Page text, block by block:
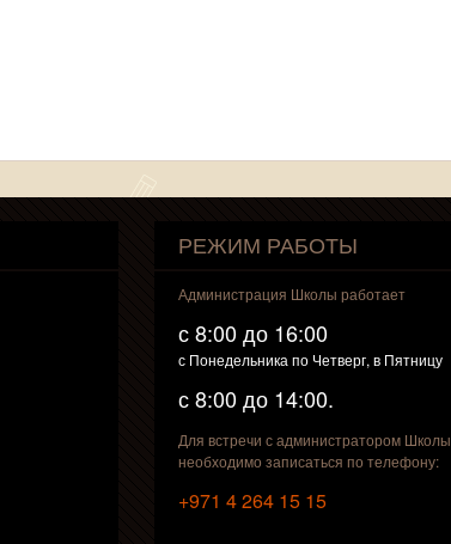
РЕЖИМ РАБОТЫ
Администрация Школы работает
с 8:00 до 16:00
с Понедельника по Четверг, в Пятницу
с 8:00 до 14:00.
Для встречи с администратором Школы
необходимо записаться по телефону:
+971 4 264 15 15